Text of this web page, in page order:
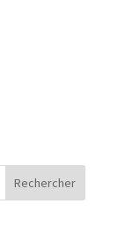
Rechercher